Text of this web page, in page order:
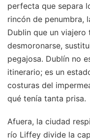
perfecta que separa
rincón de penumbra,
Dublin que un
desmoronarse,
pegajosa. Dublín no
itinerario; es un
costuras del
qué tenía tanta prisa.
Afuera, la ciudad
río Liffey divide la